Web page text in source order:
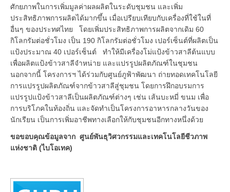
ศักยภาพในการเพิ่มมูลค่าผลผลิตในระดับชุมชน และเพิ่ม
ประสิทธิภาพการผลิตได้มากขึ้น เมื่อเปรียบเทียบกับเครื่องที่ใช้ในที่
อื่นๆ ของประทศไทย โดยเพิ่มประสิทธิภาพการผลิตจากเดิม 60
กิโลกรัมต่อชั่วโมง เป็น 190 กิโลกรัมต่อชั่วโมง เปอร์เซ็นต์ที่ผลิตเป็น
แป้งประมาณ 40 เปอร์เซ็นต์ ทำให้มีเครื่องโม่แป้งข้าวสาลีต้นแบบ
เพื่อผลิตแป้งข้าวสาลีจำหน่าย และแปรรูปผลิตภัณฑ์ในชุมชน
นอกจากนี้ โครงการฯ ได้ร่วมกับศูนย์ภูฟ้าพัฒนา ถ่ายทอดเทคโนโลยี
การแปรรูปผลิตภัณฑ์จากข้าวสาลีสู่ชุมชน โดยการฝึกอบรมการ
แปรรูปแป้งข้าวสาลีเป็นผลิตภัณฑ์ต่างๆ เช่น เส้นบะหมี่ ขนม เพื่อ
การบริโภคในท้องถิ่น และจัดทำเป็นโครงการอาหารกลางวันของ
นักเรียน เป็นการเพิ่มอาชีพทางเลือกให้กับชุมชนอีกทางหนึ่งด้วย
ขอขอบคุณข้อมูลจาก ศูนย์พันธุวิศวกรรมและเทคโนโลยีชีวภาพ
แห่งชาติ (ไบโอเทค)